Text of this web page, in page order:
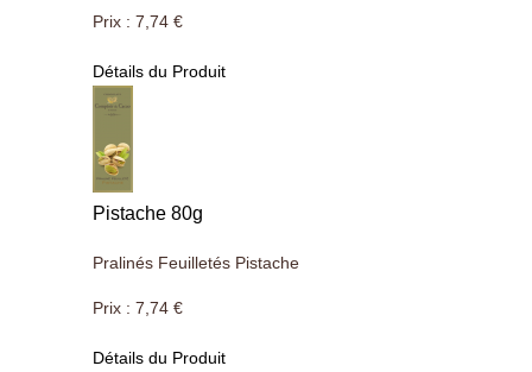
Prix : 7,74 €
Détails du Produit
Pistache 80g
Pralinés Feuilletés Pistache
Prix : 7,74 €
Détails du Produit